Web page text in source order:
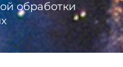
обработки